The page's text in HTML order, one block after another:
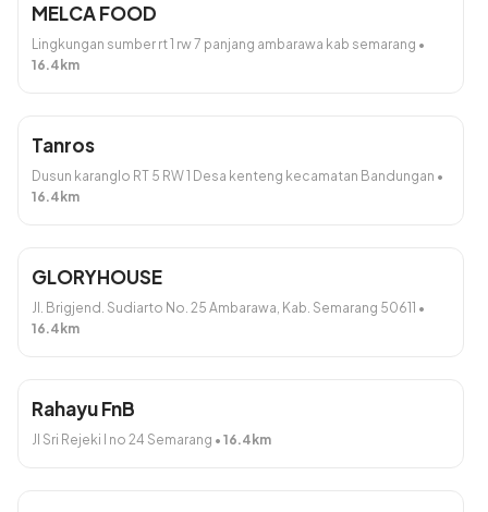
Rp11.000
Rp3.000
Dibuat dengan . Bikin toko online yuk!
MELCA FOOD
Lingkungan sumber rt 1 rw 7 panjang ambarawa kab semarang •
16.4 km
Tanros
Dusun karanglo RT 5 RW 1 Desa kenteng kecamatan Bandungan •
16.4 km
GLORYHOUSE
Jl. Brigjend. Sudiarto No. 25 Ambarawa, Kab. Semarang 50611 •
16.4 km
Rahayu FnB
Jl Sri Rejeki I no 24 Semarang • 16.4 km